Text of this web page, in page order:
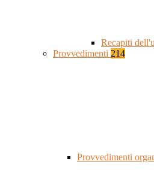
Recapiti
Provvedimenti 214
Provvedimenti